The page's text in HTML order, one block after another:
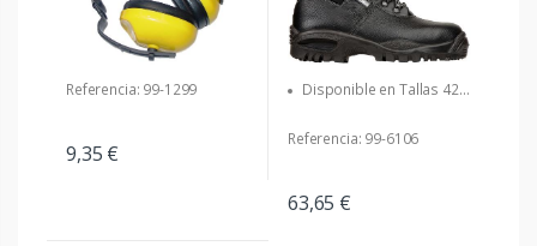
Referencia: 99-1299
9,35 €
Disponible en Tallas 42,
Referencia: 99-6106
63,65 €